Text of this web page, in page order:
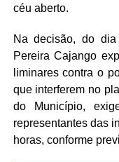
céu aberto.
Na decisão, do
Pereira Cajango
liminares contra o
que interferem no
do Município,
representantes das
horas, conforme